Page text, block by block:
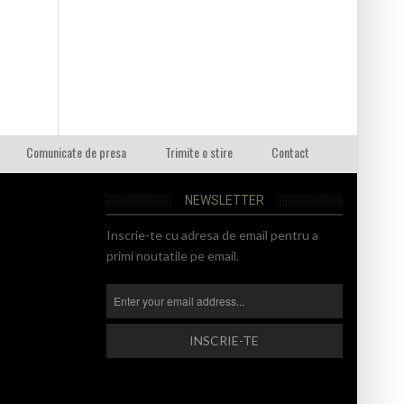
Comunicate de presa Trimite o stire Contact
NEWSLETTER
Inscrie-te cu adresa de email pentru a
primi noutatile pe email.